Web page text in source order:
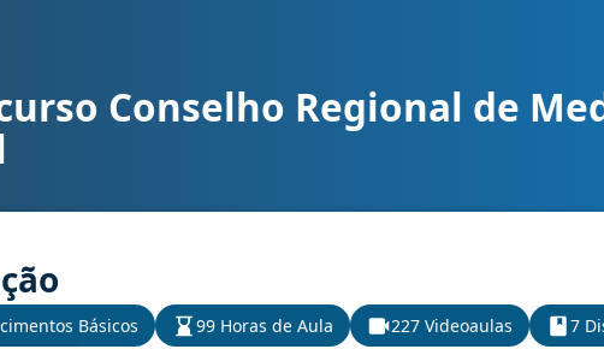
Regional de Medicina Veterinária do Distrito Federal cargo Agente:
Conselho Regional de
Básicos 99 Horas de Aula 227 Videoaulas 7